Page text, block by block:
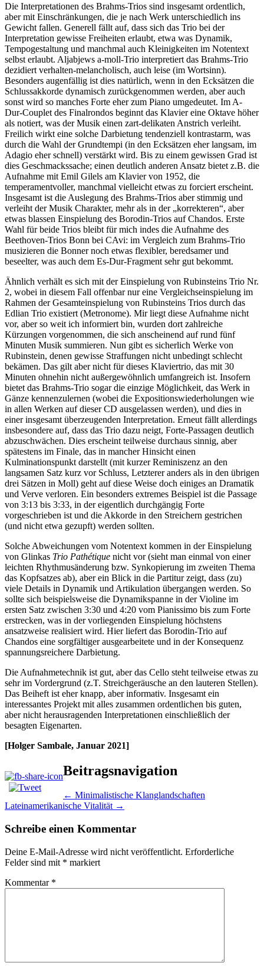
Die Interpretationen des Brahms-Trios sind insgesamt ordentlich,
aber mit Einschränkungen, die je nach Werk unterschiedlich ins
Gewicht fallen. Generell fällt auf, dass sich das Trio bei der
Interpretation gewisse Freiheiten erlaubt, etwa was Dynamik,
Tempogestaltung und manchmal auch Kleinigkeiten im Notentext
selbst erlaubt. Aljabjews a-moll-Trio interpretiert das Brahms-Trio
dezidiert verhalten-melancholisch, auch leise (im Wortsinn).
Besonders augenfällig ist dies natürlich, wenn in den Ecksätzen die
Schlussakkorde dynamisch zurückgenommen werden, aber auch
sonst wird so manches Forte eher zum Piano umgedeutet. Im A-
Dur-Couplet des Finalrondos beginnt das Klavier eine Oktave höher
als notiert, was der Musik einen zart-delikaten Anstrich verleiht.
Freilich wirkt eine solche Darbietung tendenziell kontrastarm, was
durch die Wahl der Grundtempi (in den Ecksätzen eher langsam, im
Adagio eher schnell) verstärkt wird. Bis zu einem gewissen Grad ist
dies Geschmackssache; einen deutlich anderen Ansatz bietet z.B. die
Aufnahme mit Emil Gilels am Klavier von 1952, die
temperamentvoller, manchmal vielleicht etwas zu forciert erscheint.
Insgesamt ist die Auslegung des Brahms-Trios aber stimmig und
verleiht der Musik Charakter, mehr als in der „korrekteren“, aber
etwas blassen Einspielung des Borodin-Trios auf Chandos. Erste
Wahl für beide Trios bleibt für mich indes die Aufnahme des
Beethoven-Trios Bonn bei CAvi: im Vergleich zum Brahms-Trio
musizieren die Bonner noch etwas flexibler, beredsamer und
beseelter, was auch dem Es-Dur-Fragment sehr gut bekommt.
Ähnlich verhält es sich mit der Einspielung von Rubinsteins Trio Nr.
2, wobei in diesem Fall offenbar nur eine Vergleichseinspielung im
Rahmen der Gesamteinspielung von Rubinsteins Trios durch das
Edlian Trio existiert (Metronome). Mir liegt diese Aufnahme nicht
vor, aber so weit ich informiert bin, wurden dort zahlreiche
Kürzungen vorgenommen, die sich anscheinend auf rund fünf
Minuten Musik summieren. Nun gibt es sicherlich Werke von
Rubinstein, denen gewisse Straffungen nicht unbedingt schlecht
bekämen. Das gilt aber nicht für dieses Klaviertrio, das mit 30
Minuten ohnehin nicht außergewöhnlich umfangreich ist. Insofern
bietet das Brahms-Trio sogar die einzige Möglichkeit, das Werk in
Gänze kennenzulernen (wobei die Expositionswiederholungen wie
in allen Werken auf dieser CD ausgelassen werden), und dies in
einer insgesamt überzeugenden Interpretation. Erneut fällt allerdings
insbesondere auf, dass das Trio dazu neigt, Forte-Passagen deutlich
abzuschwächen. Dies erscheint teilweise durchaus sinnig, aber
spätestens im Finale, das in mancher Hinsicht einen
Kulminationspunkt darstellt (mit kurzer Reminiszenz an den
langsamen Satz kurz vor Schluss, Letzterer anders als in den übrigen
drei Sätzen in Moll) geht auf diese Weise doch einiges an Dramatik
und Verve verloren. Ein besonders extremes Beispiel ist die Passage
von 3:13 bis 3:33, in der eigentlich durchgängig Forte
vorgeschrieben ist und die Akkorde in den Streichern gestrichen
(und nicht etwa gezupft) werden sollten.
Solche Abweichungen vom Notentext kommen in der Einspielung
von Glinkas Trio Pathétique nicht vor (sieht man einmal von einer
leichten Rhythmusänderung bzw. Synkopierung im zweiten Thema
das Kopfsatzes ab), aber ein Blick in die Partitur zeigt, dass (zu)
viele Details in Dynamik und Artikulation übergangen werden. So
sollte sich beispielsweise die Dynamikspanne in der Violine im
ersten Satz zwischen 3:30 und 4:20 vom Pianissimo bis zum Forte
erstrecken, was in der vorliegenden Einspielung höchstens
ansatzweise realisiert wird. Hier liefert das Borodin-Trio auf
Chandos eine sorgfältiger ausgearbeitete und in der Konsequenz
spannungsreichere Darbietung.
Die Aufnahmetechnik ist gut, aber das Cello steht teilweise etwas zu
sehr im Vordergrund (z.T. Streichgeräusche an den lauteren Stellen).
Das Beiheft ist eher knapp, aber informativ. Insgesamt ein
interessantes Projekt mit alles zusammen ordentlichen bis guten,
aber nicht herausragenden Interpretationen einschließlich der
besagten Eigenarten.
[Holger Sambale, Januar 2021]
Beitragsnavigation
← Minimalistische Klanglandschaften
Lateinamerikanische Vitalität →
Schreibe einen Kommentar
Deine E-Mail-Adresse wird nicht veröffentlicht. Erforderliche
Felder sind mit * markiert
Kommentar *